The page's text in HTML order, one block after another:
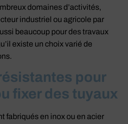
domaines d’activités,
industriel ou agricole par
beaucoup pour des travaux
existe un choix varié de
pour
fixer des tuyaux
fabriqués en inox ou en acier